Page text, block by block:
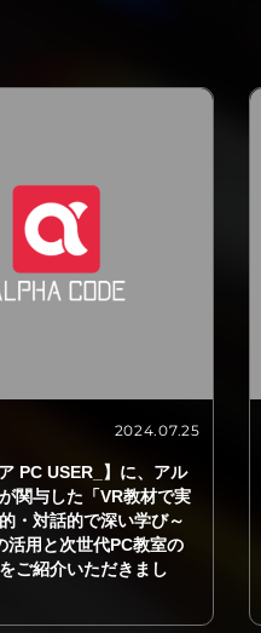
2024.07.25
PC USER_】に、アル
関与した「VR教材で実
・対話的で深い学び～
活用と次世代PC教室の
ご紹介いただきまし